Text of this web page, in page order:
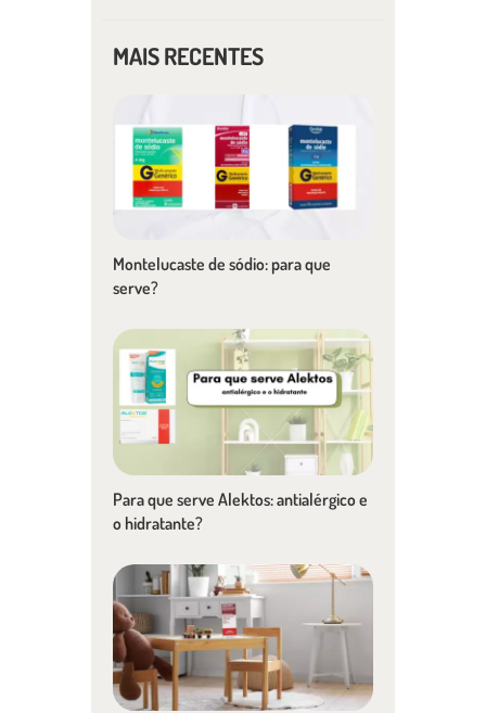
MAIS RECENTES
Montelucaste de sódio: para que
serve?
Para que serve Alektos: antialérgico e
o hidratante?